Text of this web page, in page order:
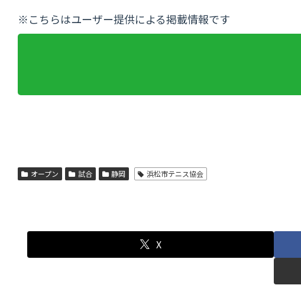
※こちらはユーザー提供による掲載情報です
オープン 試合 静岡 浜松市テニス協会
X